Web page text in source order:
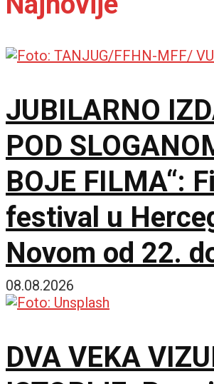
JUBILARNO
POD
BOJE FILMA“:
festival u
Novom od 22.
avgusta
08.08.2026
DVA VEKA